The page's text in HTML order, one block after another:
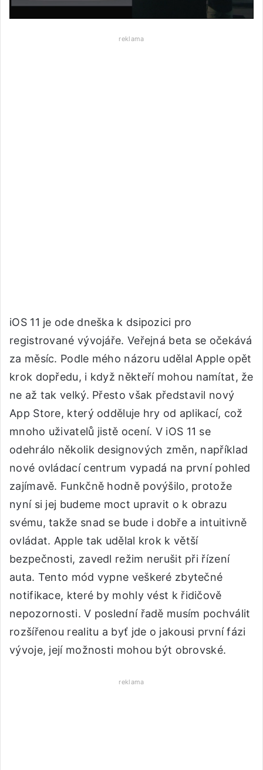
reklama
iOS 11 je ode dneška k dsipozici pro
registrované vývojáře. Veřejná beta se očekává
za měsíc. Podle mého názoru udělal Apple opět
krok dopředu, i když někteří mohou namítat, že
ne až tak velký. Přesto však představil nový
App Store, který odděluje hry od aplikací, což
mnoho uživatelů jistě ocení. V iOS 11 se
odehrálo několik designových změn, například
nové ovládací centrum vypadá na první pohled
zajímavě. Funkčně hodně povýšilo, protože
nyní si jej budeme moct upravit o k obrazu
svému, takže snad se bude i dobře a intuitivně
ovládat. Apple tak udělal krok k větší
bezpečnosti, zavedl režim nerušit při řízení
auta. Tento mód vypne veškeré zbytečné
notifikace, které by mohly vést k řidičově
nepozornosti. V poslední řadě musím pochválit
rozšířenou realitu a byť jde o jakousi první fázi
vývoje, její možnosti mohou být obrovské.
reklama